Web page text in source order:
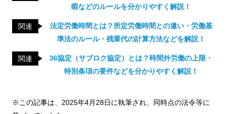
暇などのルールを分かりやすく解説！
関連
法定労働時間とは？所定労働時間との違い・労働基
準法のルール・残業代の計算方法などを解説！
関連
36協定（サブロク協定）とは？時間外労働の上限・
特別条項の要件などを分かりやすく解説！
※この記事は、2025年4月28日に執筆され、同時点の法令等に